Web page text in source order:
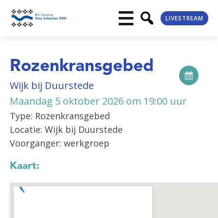
LIVESTREAM
Rozenkransgebed
Wijk bij Duurstede
Maandag 5 oktober 2026 om 19:00 uur
Type: Rozenkransgebed
Locatie: Wijk bij Duurstede
Voorganger: werkgroep
Kaart: